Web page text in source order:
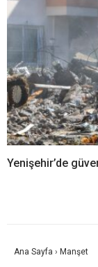
Yenişehir’de
Ana Sayfa › Manşet